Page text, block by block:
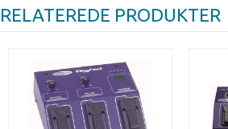
RELATEREDE PRODUKTER